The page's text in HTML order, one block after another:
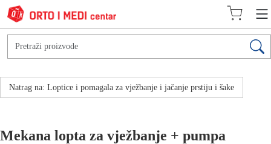
Natrag na: Loptice i pomagala za vježbanje i jačanje prstiju i šake
Mekana lopta za vježbanje + pumpa